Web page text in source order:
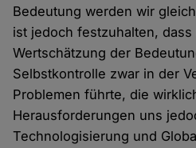
Bedeutung werden wir
ist jedoch festzuhalten,
Wertschätzung der
Selbstkontrolle zwar in der
Problemen führte, die
Herausforderungen uns
Technologisierung und